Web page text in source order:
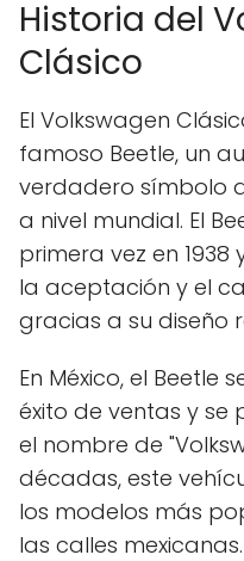
Historia del
Clásico
El Volkswagen
famoso Beetle, un
verdadero símbolo
a nivel mundial. El
primera vez en
la aceptación y el
gracias a su diseño
En México, el Beetle
éxito de ventas y
el nombre de
décadas, este
los modelos más
las calles mexicanas.